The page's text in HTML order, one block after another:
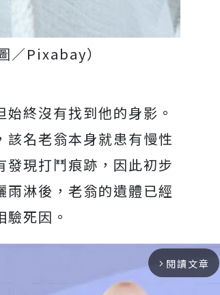
／Pixabay）
終沒有找到他的身影。
名老翁本身就患有慢性
現打鬥痕跡，因此初步
淋後，老翁的遺體已經
死因。
arrow_forward_ios 閱讀文章